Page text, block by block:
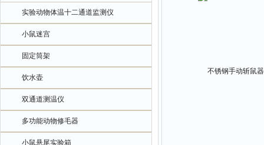
实验动物体温十二通道监测仪
小鼠迷宫
固定筒架
饮水壶
双通道测温仪
多功能动物修毛器
小鼠悬尾实验箱